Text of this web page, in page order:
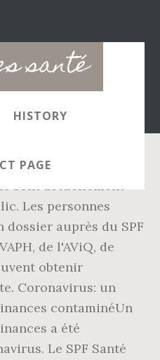
santé
HISTORY
PAGE
sont actuellement
Les personnes
auprès du SPF
de l'AViQ, de
obtenir
Coronavirus: un
contaminéUn
a été
Le SPF Santé